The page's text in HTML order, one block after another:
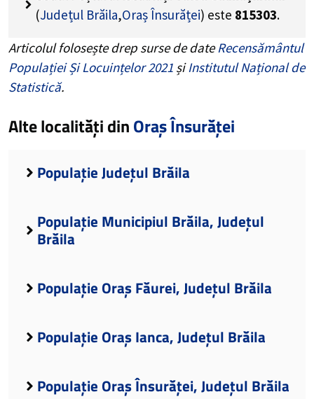
(Județul Brăila,Oraș Însurăței) este 815303.
Articolul folosește drep surse de dateRecensământul
Populației Și Locuințelor 2021 șiInstitutul Național de
Statistică.
Alte localități dinOraș Însurăței
Populație Județul Brăila
Populație Municipiul Brăila, Județul
Brăila
Populație Oraș Făurei, Județul Brăila
Populație Oraș Ianca, Județul Brăila
Populație Oraș Însurăței, Județul Brăila